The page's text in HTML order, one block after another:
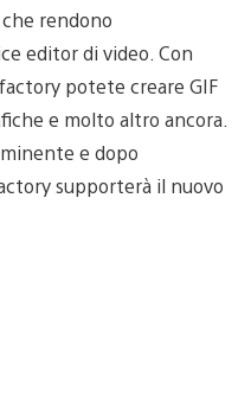
rendono
editor di video. Con
potete creare GIF
e molto altro ancora.
e dopo
supporterà il nuovo